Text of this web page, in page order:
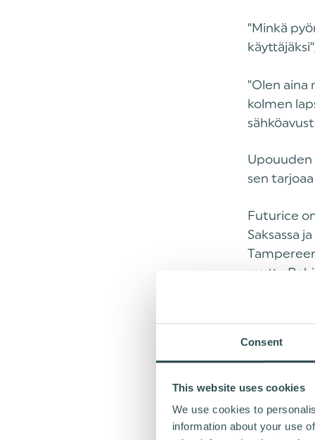
Consent
This website uses cookies
We use cookies to
information about your use
‍”Minkä
”Olen
kolmen
‍Upouuden
sen
Futurice
Saksassa
mutta
motivaatio
oli se